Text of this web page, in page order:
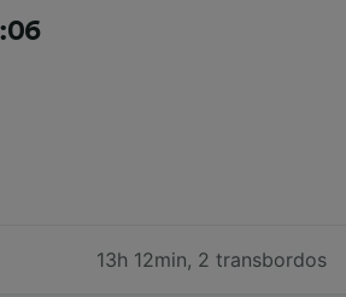
13h 12min, 2 transbordos